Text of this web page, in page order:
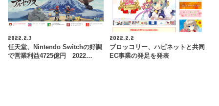
2022.2.3
任天堂、Nintendo Switchの好調
で営業利益4725億円 2022…
2022.2.2
ブロッコリー、ハピネットと共同
EC事業の発足を発表